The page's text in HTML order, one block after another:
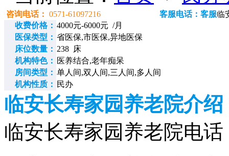
咨询电话： 0571-61097216 客服电话：客服临
收费价格： 4000元-6000元 /月
医保类型： 省医保,市医保,异地医保
床位数量： 238 床
机构特色： 医养结合,老年痴呆
房间类型： 单人间,双人间,三人间,多人间
机构性质： 民办
临安长寿家园养老院介绍
临安长寿家园养老院电话